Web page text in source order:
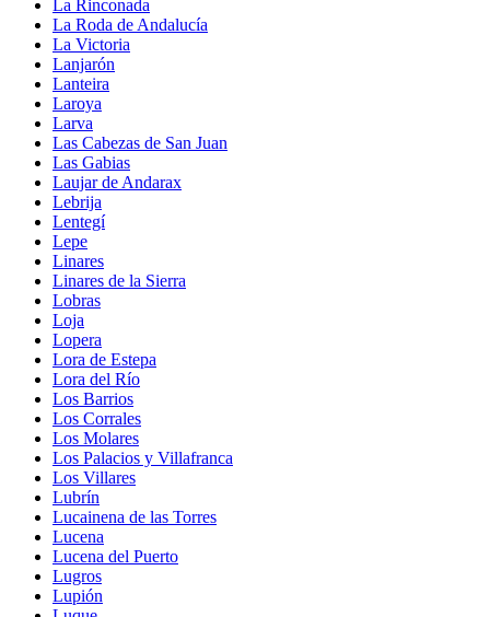
La Rinconada
La Roda de Andalucía
La Victoria
Lanjarón
Lanteira
Laroya
Larva
Las Cabezas de San Juan
Las Gabias
Laujar de Andarax
Lebrija
Lentegí
Lepe
Linares
Linares de la Sierra
Lobras
Loja
Lopera
Lora de Estepa
Lora del Río
Los Barrios
Los Corrales
Los Molares
Los Palacios y Villafranca
Los Villares
Lubrín
Lucainena de las Torres
Lucena
Lucena del Puerto
Lugros
Lupión